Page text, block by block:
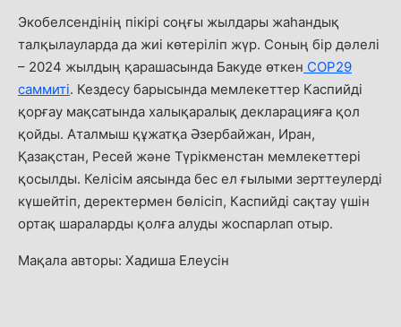
Экобелсендінің пікірі соңғы жылдары жаһандық
талқылауларда да жиі көтеріліп жүр. Соның бір дәлелі
– 2024 жылдың қарашасында Бакуде өткен COP29
саммиті. Кездесу барысында мемлекеттер Каспийді
қорғау мақсатында халықаралық декларацияға қол
қойды. Аталмыш құжатқа Әзербайжан, Иран,
Қазақстан, Ресей және Түрікменстан мемлекеттері
қосылды. Келісім аясында бес ел ғылыми зерттеулерді
күшейтіп, деректермен бөлісіп, Каспийді сақтау үшін
ортақ шараларды қолға алуды жоспарлап отыр.
Мақала авторы: Хадиша Елеусін